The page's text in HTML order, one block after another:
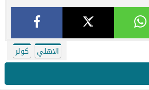
الاهلي كولر